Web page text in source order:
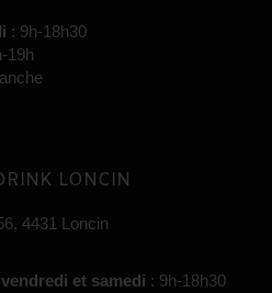
: 9h-18h30
19h
LONCIN
4431 Loncin
et samedi : 9h-18h30